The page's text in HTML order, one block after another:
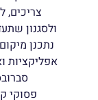
צריכים,
ולסגנון
נתכנן
אפליקציות
פסוקי